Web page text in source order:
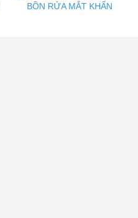
BỒN RỬA MẮT KHẨN